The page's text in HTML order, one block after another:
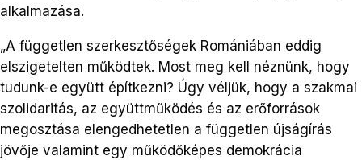
alkalmazása.
„A független szerkesztőségek Romániában eddig
elszigetelten működtek. Most meg kell néznünk, hogy
tudunk-e együtt építkezni? Úgy véljük, hogy a szakmai
szolidaritás, az együttműködés és az erőforrások
megosztása elengedhetetlen a független újságírás
jövője valamint egy működőképes demokrácia